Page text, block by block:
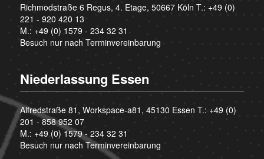
Richmodstraße 6 Regus, 4. Etage, 50667 Köln T.: +49 (0)
221 - 920 420 13
M.: +49 (0) 1579 - 234 32 31
Besuch nur nach Terminvereinbarung
Niederlassung Essen
Alfredstraße 81, Workspace-a81, 45130 Essen T.: +49 (0)
201 - 858 952 07
M.: +49 (0) 1579 - 234 32 31
Besuch nur nach Terminvereinbarung